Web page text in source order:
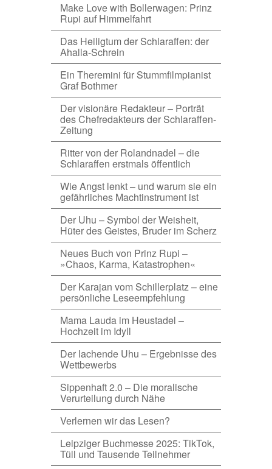
Make Love with Bollerwagen: Prinz
Rupi auf Himmelfahrt
Das Heiligtum der Schlaraffen: der
Ahalla-Schrein
Ein Theremini für Stummfilmpianist
Graf Bothmer
Der visionäre Redakteur – Porträt
des Chefredakteurs der Schlaraffen-
Zeitung
Ritter von der Rolandnadel – die
Schlaraffen erstmals öffentlich
Wie Angst lenkt – und warum sie ein
gefährliches Machtinstrument ist
Der Uhu – Symbol der Weisheit,
Hüter des Geistes, Bruder im Scherz
Neues Buch von Prinz Rupi –
»Chaos, Karma, Katastrophen«
Der Karajan vom Schillerplatz – eine
persönliche Leseempfehlung
Mama Lauda im Heustadel –
Hochzeit im Idyll
Der lachende Uhu – Ergebnisse des
Wettbewerbs
Sippenhaft 2.0 – Die moralische
Verurteilung durch Nähe
Verlernen wir das Lesen?
Leipziger Buchmesse 2025: TikTok,
Tüll und Tausende Teilnehmer